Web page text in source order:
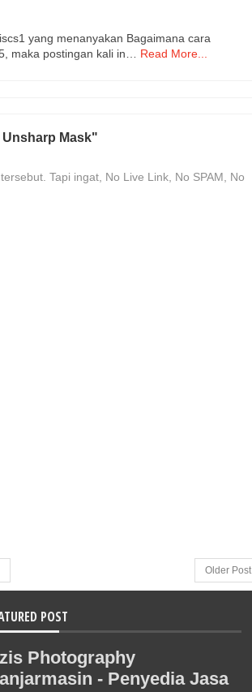
yang menanyakan Bagaimana cara
maka postingan kali in…
Read More...
Mask"
Tapi ingat, No Live Link, No SPAM, No
Older Post
POST
Photography
- Penyedia Jasa